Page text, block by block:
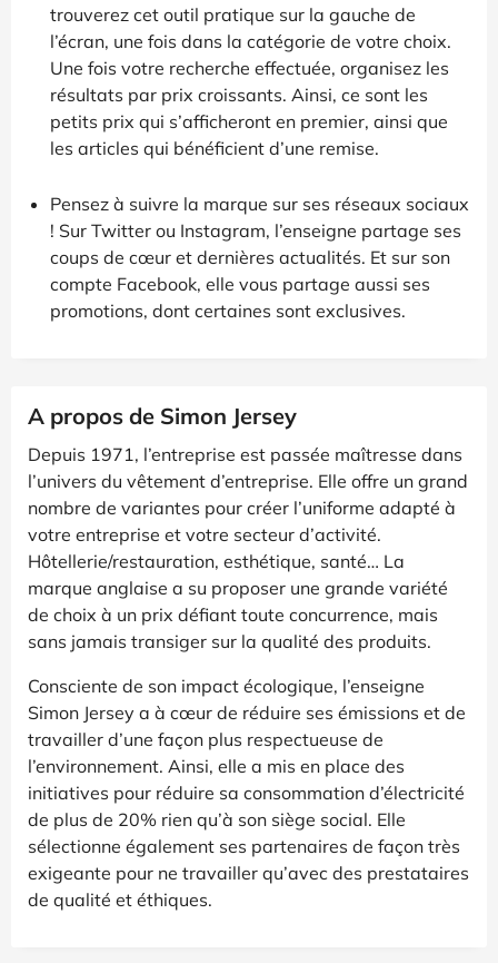
trouverez cet outil pratique sur la gauche de
l’écran, une fois dans la catégorie de votre choix.
Une fois votre recherche effectuée, organisez les
résultats par prix croissants. Ainsi, ce sont les
petits prix qui s’afficheront en premier, ainsi que
les articles qui bénéficient d’une remise.
Pensez à suivre la marque sur ses réseaux sociaux
! Sur Twitter ou Instagram, l’enseigne partage ses
coups de cœur et dernières actualités. Et sur son
compte Facebook, elle vous partage aussi ses
promotions, dont certaines sont exclusives.
A propos de Simon Jersey
Depuis 1971, l’entreprise est passée maîtresse dans
l’univers du vêtement d’entreprise. Elle offre un grand
nombre de variantes pour créer l’uniforme adapté à
votre entreprise et votre secteur d’activité.
Hôtellerie/restauration, esthétique, santé… La
marque anglaise a su proposer une grande variété
de choix à un prix défiant toute concurrence, mais
sans jamais transiger sur la qualité des produits.
Consciente de son impact écologique, l’enseigne
Simon Jersey a à cœur de réduire ses émissions et de
travailler d’une façon plus respectueuse de
l’environnement. Ainsi, elle a mis en place des
initiatives pour réduire sa consommation d’électricité
de plus de 20% rien qu’à son siège social. Elle
sélectionne également ses partenaires de façon très
exigeante pour ne travailler qu’avec des prestataires
de qualité et éthiques.